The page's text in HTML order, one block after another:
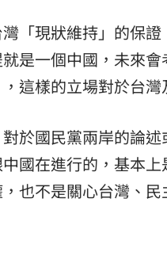
「現狀維持」的保
是一個中國，未來
這樣的立場對於台
於國民黨兩岸的論
國在進行的，基本
也不是關心台灣、